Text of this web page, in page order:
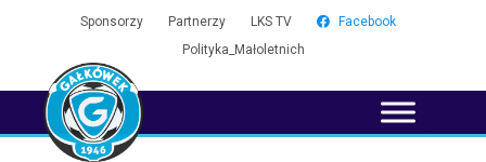
Sponsorzy Partnerzy LKS TV
Facebook
Polityka_Małoletnich